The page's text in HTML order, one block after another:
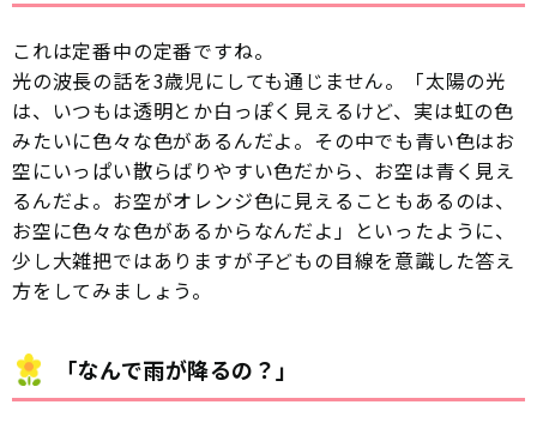
これは定番中の定番ですね。
光の波長の話を3歳児にしても通じません。「太陽の光
は、いつもは透明とか白っぽく見えるけど、実は虹の色
みたいに色々な色があるんだよ。その中でも青い色はお
空にいっぱい散らばりやすい色だから、お空は青く見え
るんだよ。お空がオレンジ色に見えることもあるのは、
お空に色々な色があるからなんだよ」といったように、
少し大雑把ではありますが子どもの目線を意識した答え
方をしてみましょう。
「なんで雨が降るの？」